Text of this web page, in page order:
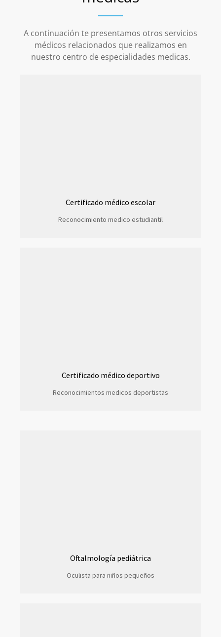
A continuación te presentamos otros servicios
médicos relacionados que realizamos en
nuestro centro de especialidades medicas.
Certificado médico escolar
Reconocimiento medico estudiantil
Certificado médico deportivo
Reconocimientos medicos deportistas
Oftalmología pediátrica
Oculista para niños pequeños